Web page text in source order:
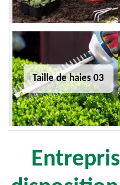
Taille de haies 03